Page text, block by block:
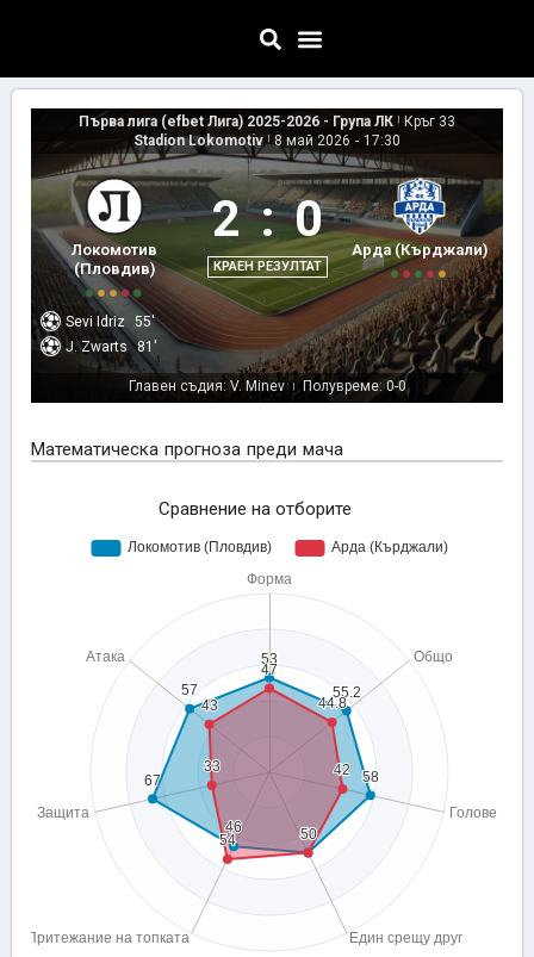
Първа лига (efbet Лига) 2025-2026 - Група ЛК |
Кръг 33
Stadion Lokomotiv | 8 май 2026 - 17:30
Локомотив
(Пловдив)
2 : 0
КРАЕН РЕЗУЛТАТ
Арда (Кърджали)
Sevi Idriz
55'
J. Zwarts
81'
Главен съдия: V. Minev | Полувреме: 0-0
Математическа прогноза преди мача
Сравнение на отборите